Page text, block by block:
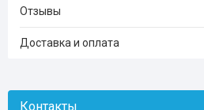
Отзывы
Доставка и оплата